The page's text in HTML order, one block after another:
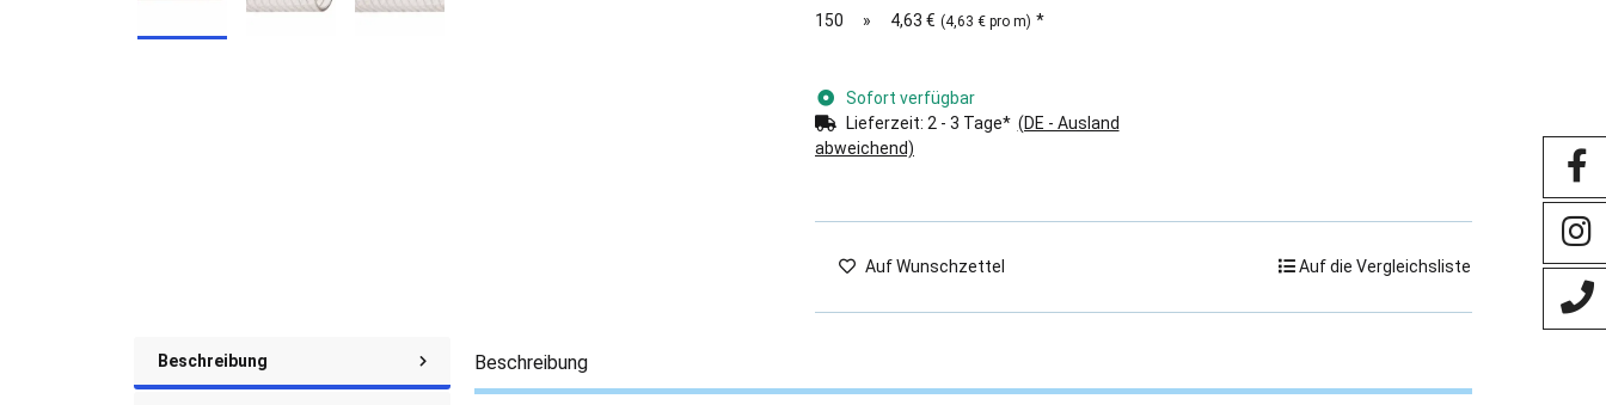
150
» 4,63 € (4,63 € pro m) *
Sofort verfügbar
Lieferzeit: 2 - 3 Tage* (DE - Ausland
abweichend)
Auf Wunschzettel Auf die Vergleichsliste
Beschreibung Beschreibung